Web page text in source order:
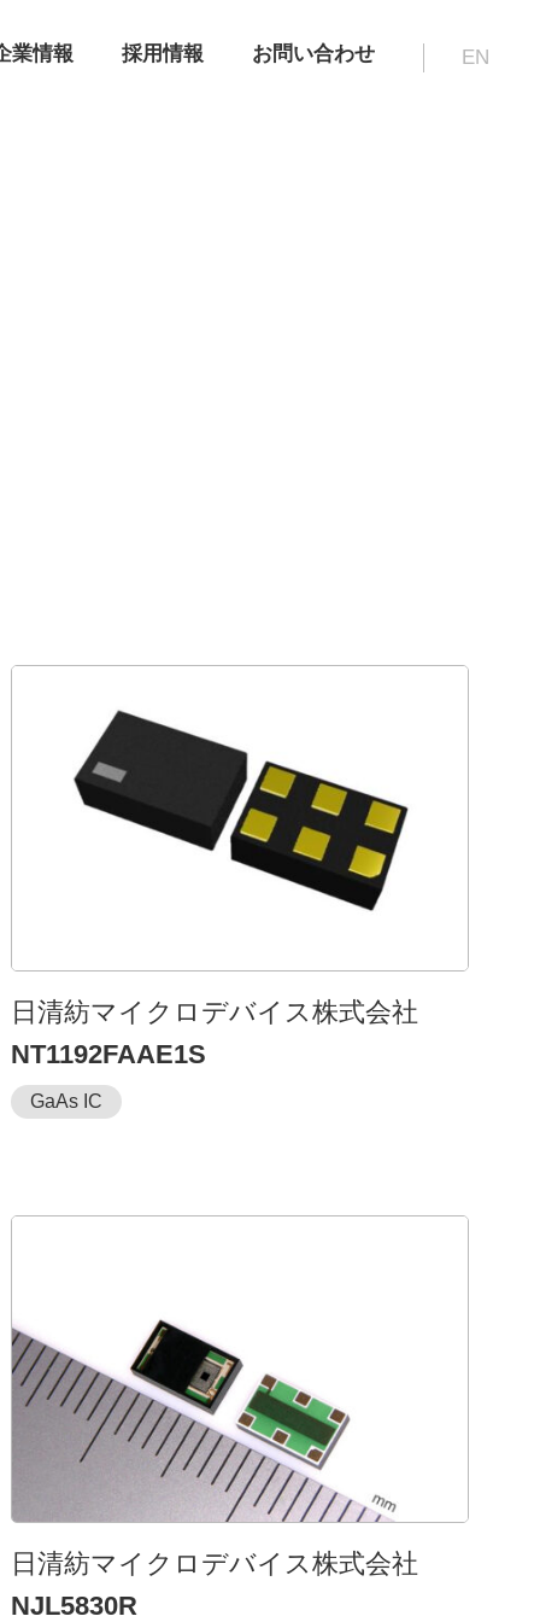
業情報 採用情報 お問い合わせ EN
⽇清紡マイクロデバイス株式会社
NT1192FAAE1S
GaAs IC
⽇清紡マイクロデバイス株式会社
NJL5830R